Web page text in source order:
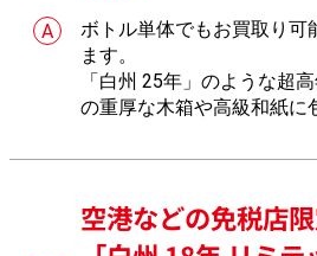
ボトル単体でもお買取り可
ます。
「白州 25年」のような超
の重厚な木箱や高級和紙に
であるため、欠品している
ボトル自体の状態を厳密に
空港などの免税店